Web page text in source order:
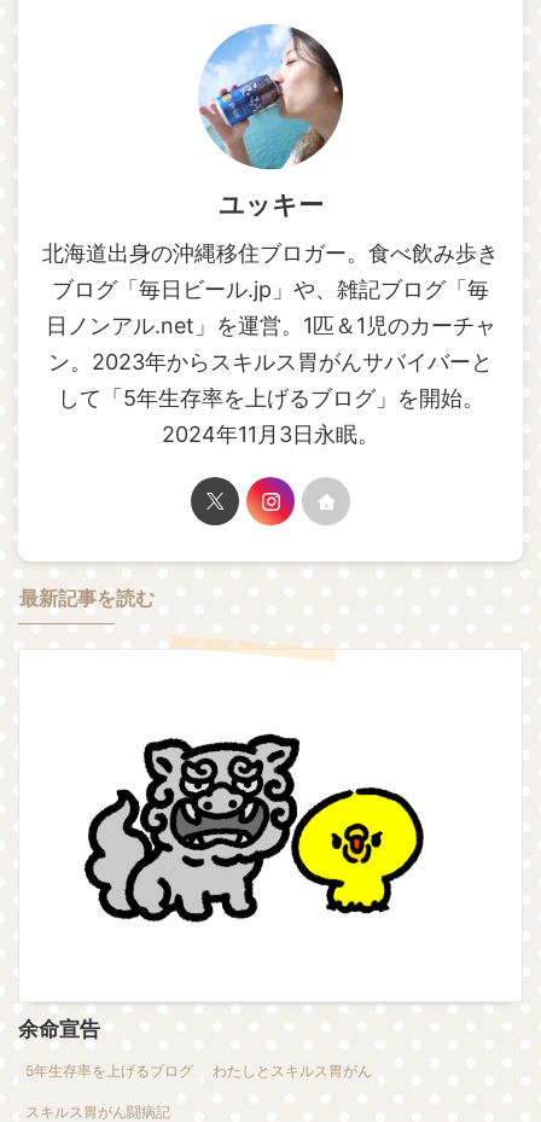
ユッキー
北海道出身の沖縄移住ブロガー。食べ飲み歩き
ブログ「毎日ビール.jp」や、雑記ブログ「毎
日ノンアル.net」を運営。1匹＆1児のカーチャ
ン。2023年からスキルス胃がんサバイバーと
して「5年生存率を上げるブログ」を開始。
2024年11月3日永眠。
最新記事を読む
余命宣告
5年生存率を上げるブログ わたしとスキルス胃がん
スキルス胃がん闘病記